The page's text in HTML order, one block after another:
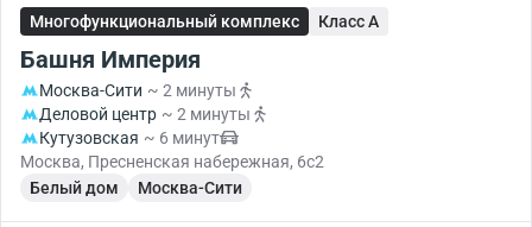
Многофункциональный комплекс Класс A
Башня Империя
Москва-Сити ~ 2 минуты
Деловой центр ~ 2 минуты
Кутузовская ~ 6 минут
Москва, Пресненская набережная, 6с2
Белый дом
Москва-Сити